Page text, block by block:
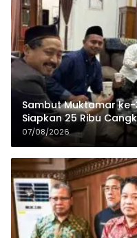
Sambut Muktamar
Siapkan 25 Ribu
07/08/2026